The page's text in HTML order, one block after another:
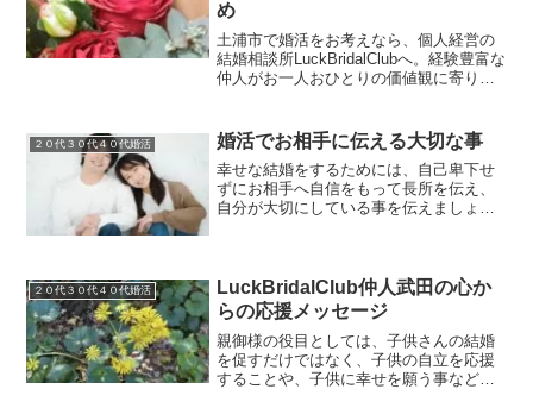
め
土浦市で婚活をお考えなら、個人経営の
結婚相談所LuckBridalClubへ。経験豊富な
仲人がお一人おひとりの価値観に寄り添
応で、あなたの魅力を引き出す婚活戦略
をご提案。まずは無料相談で、新しい一
歩を踏み出しませんか？
２０代３０代４０代婚活 婚活でお相手に伝える大切な事
幸せな結婚をするためには、自己卑下せ
ずにお相手へ自信をもって長所を伝え、
自分が大切にしている事を伝えましょ
２０代３０代４０代婚活
LuckBridalClub仲人武田の心か
らの応援メッセージ
親御様の役目としては、子供さんの結婚
を促すだけではなく、子供の自立を応援
することや、子供に幸せを願う事など多